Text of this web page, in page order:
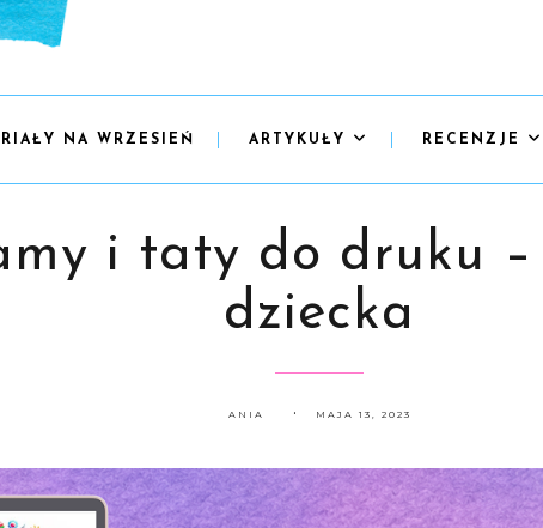
NA WRZESIEŃ ARTYKUŁY RECENZJE
i taty do druku
dziecka
ANIA MAJA 13, 2023